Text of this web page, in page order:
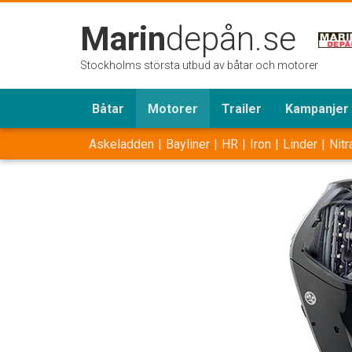
Marindepån.se
Stockholms största utbud av båtar och motorer
Båtar Motorer Trailer Kampanjer
Askeladden Bayliner HR Iron Linder